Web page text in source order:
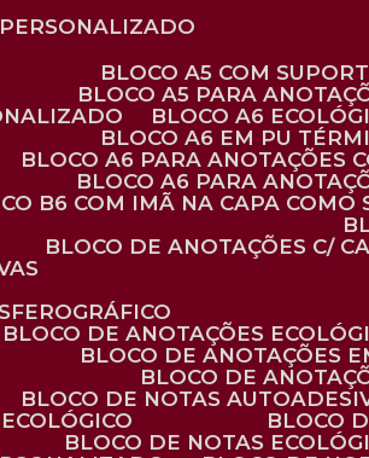
PERSONALIZADO
BLOCO A5 COM
BLOCO A5 PARA
BLOCO A6
BLOCO A6 EM PU
BLOCO A6 PARA ANOTAÇÕES
BLOCO A6 PARA
B6 COM IMÃ NA CAPA
BLOCO DE ANOTAÇÕES C/
BLOCO DE ANOTAÇÕES
BLOCO DE ANOTAÇÕES
BLOCO DE
BLOCO DE NOTAS
BLOCO
BLOCO DE NOTAS